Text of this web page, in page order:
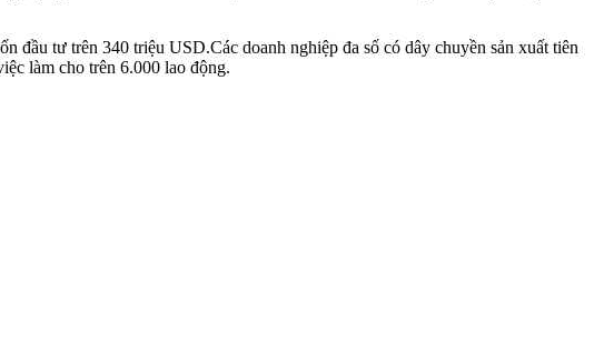
đầu tư trên 340 triệu USD.Các doanh nghiệp đa số có dây chuyền sản xuất tiên
làm cho trên 6.000 lao động.